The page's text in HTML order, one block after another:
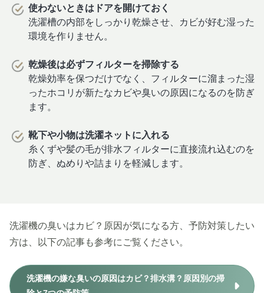
使わないときはドアを開けておく
洗濯槽の内部をしっかり乾燥させ、カビが好む湿った
環境を作りません。
乾燥後は必ずフィルターを掃除する
乾燥効率を保つだけでなく、フィルターに溜まった湿
ったホコリが新たなカビや臭いの原因になるのを防ぎ
ます。
靴下や小物は洗濯ネットに入れる
糸くずや髪の毛が排水フィルターに直接流れ込むのを
防ぎ、ぬめりや詰まりを軽減します。
洗濯機の臭いはカビ？原因が気になる方、予防対策したい
方は、以下の記事も参考にご覧ください。
洗濯機の嫌な臭いの原因はカビ？排水溝？原因別の掃